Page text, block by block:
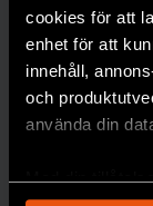
cookies för att
enhet för att
innehåll,
och
använda din
Med din